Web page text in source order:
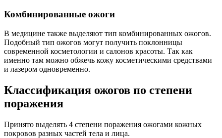
Комбинированные ожоги
В медицине также выделяют тип комбинированных ожогов.
Подобный тип ожогов могут получить поклонницы
современной косметологии и салонов красоты. Так как
именно там можно обжечь кожу косметическими средствами
и лазером одновременно.
Классификация ожогов по степени
поражения
Принято выделять 4 степени поражения ожогами кожных
покровов разных частей тела и лица.